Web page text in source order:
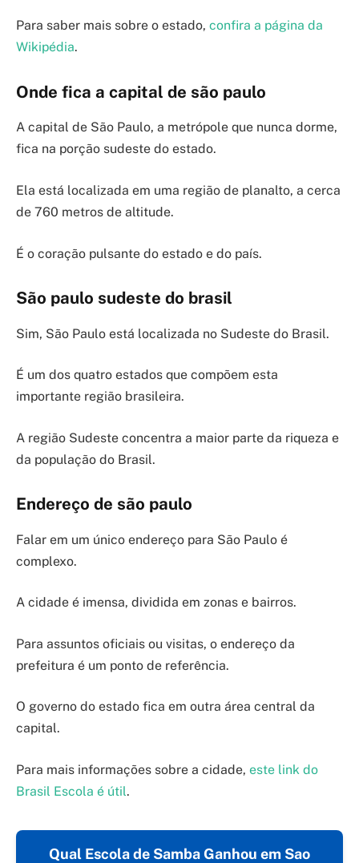
Para saber mais sobre o estado, confira a página da
Wikipédia.
Onde fica a capital de são paulo
A capital de São Paulo, a metrópole que nunca dorme,
fica na porção sudeste do estado.
Ela está localizada em uma região de planalto, a cerca
de 760 metros de altitude.
É o coração pulsante do estado e do país.
São paulo sudeste do brasil
Sim, São Paulo está localizada no Sudeste do Brasil.
É um dos quatro estados que compõem esta
importante região brasileira.
A região Sudeste concentra a maior parte da riqueza e
da população do Brasil.
Endereço de são paulo
Falar em um único endereço para São Paulo é
complexo.
A cidade é imensa, dividida em zonas e bairros.
Para assuntos oficiais ou visitas, o endereço da
prefeitura é um ponto de referência.
O governo do estado fica em outra área central da
capital.
Para mais informações sobre a cidade, este link do
Brasil Escola é útil.
Qual Escola de Samba Ganhou em Sao